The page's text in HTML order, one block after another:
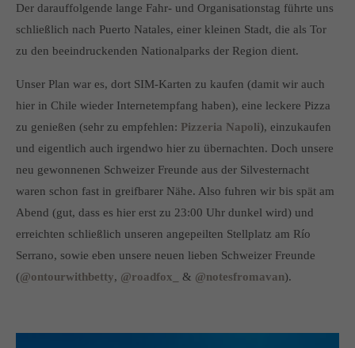
Der darauffolgende lange Fahr- und Organisationstag führte uns
schließlich nach Puerto Natales, einer kleinen Stadt, die als Tor
zu den beeindruckenden Nationalparks der Region dient.
Unser Plan war es, dort SIM-Karten zu kaufen (damit wir auch
hier in Chile wieder Internetempfang haben), eine leckere Pizza
zu genießen (sehr zu empfehlen: Pizzeria Napoli), einzukaufen
und eigentlich auch irgendwo hier zu übernachten. Doch unsere
neu gewonnenen Schweizer Freunde aus der Silvesternacht
waren schon fast in greifbarer Nähe. Also fuhren wir bis spät am
Abend (gut, dass es hier erst zu 23:00 Uhr dunkel wird) und
erreichten schließlich unseren angepeilten Stellplatz am Río
Serrano, sowie eben unsere neuen lieben Schweizer Freunde
(@ontourwithbetty, @roadfox_ & @notesfromavan).